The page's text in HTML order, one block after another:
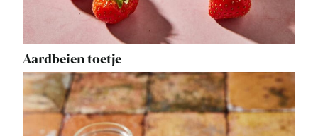
Aardbeien toetje